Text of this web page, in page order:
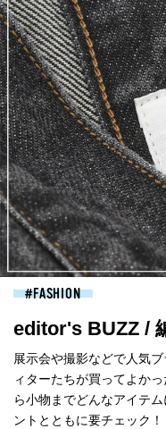
FASHION
editor's BUZZ /
展示会や撮影などで人気
ィターたちが買ってよか
ら小物までどんなアイテ
ントとともに要チェック！